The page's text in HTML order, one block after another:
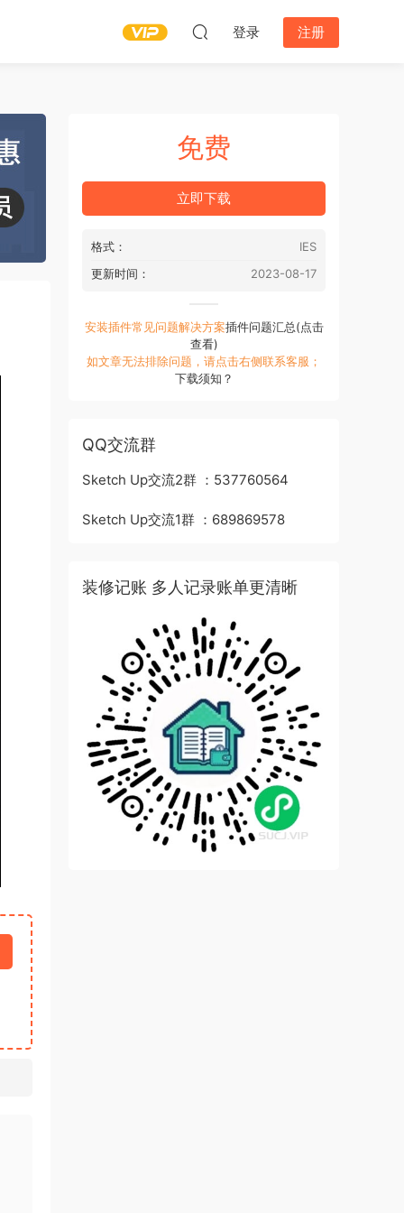
登录 注册
免费
立即下载
格式：
IES
更新时间：
2023-08-17
安装插件常见问题解决方案插件问题汇总(点击
查看)
如文章无法排除问题，请点击右侧联系客服；
下载须知？
QQ交流群
Sketch Up交流2群 ：537760564
Sketch Up交流1群 ：689869578
装修记账 多人记录账单更清晰